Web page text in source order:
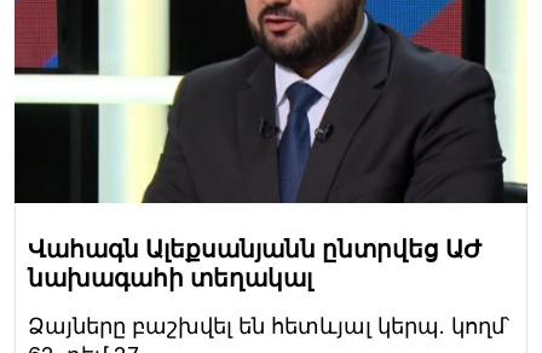
Վահագն Ալեքսանյանն ընտրվեց ԱԺ
նախագահի տեղակալ
Ձայները բաշխվել են հետևյալ կերպ. կողմ՝